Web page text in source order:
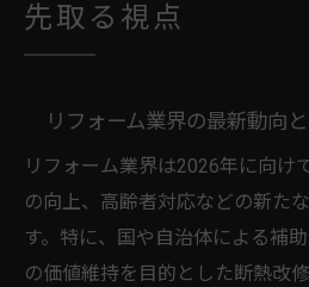
リフォーム業界が直面
省エネと高齢者対応
リフォーム産業新聞
ク
先取る視点
リフォーム業界の最新動向
リフォーム業界は2026年に向け
の向上、高齢者対応などの新た
す。特に、国や自治体による補
の価値維持を目的とした断熱改